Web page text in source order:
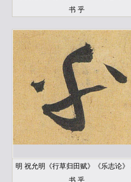
书 乎
明 祝允明《行草归田赋》《乐志论》
书 乎